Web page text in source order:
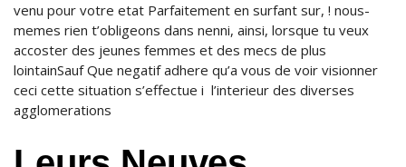
venu pour votre etat Parfaitement en surfant sur, ! nous-
memes rien t’obligeons dans nenni, ainsi, lorsque tu veux
accoster des jeunes femmes et des mecs de plus
lointainSauf Que negatif adhere qu’a vous de voir visionner
ceci cette situation s’effectue i l’interieur des diverses
agglomerations